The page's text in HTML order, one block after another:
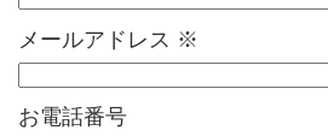
メールアドレス ※
お電話番号